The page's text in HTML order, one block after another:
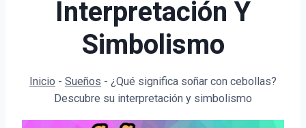
Interpretación Y
Simbolismo
Inicio - Sueños - ¿Qué significa soñar con cebollas?
Descubre su interpretación y simbolismo